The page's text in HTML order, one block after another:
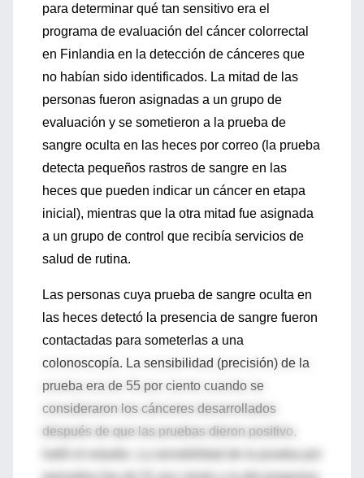
para determinar qué tan sensitivo era el
programa de evaluación del cáncer colorrectal
en Finlandia en la detección de cánceres que
no habían sido identificados. La mitad de las
personas fueron asignadas a un grupo de
evaluación y se sometieron a la prueba de
sangre oculta en las heces por correo (la prueba
detecta pequeños rastros de sangre en las
heces que pueden indicar un cáncer en etapa
inicial), mientras que la otra mitad fue asignada
a un grupo de control que recibía servicios de
salud de rutina.
Las personas cuya prueba de sangre oculta en
las heces detectó la presencia de sangre fueron
contactadas para someterlas a una
colonoscopía. La sensibilidad (precisión) de la
prueba era de 55 por ciento cuando se
consideraron los cánceres desarrollados
después de que las pruebas dieron positivo,